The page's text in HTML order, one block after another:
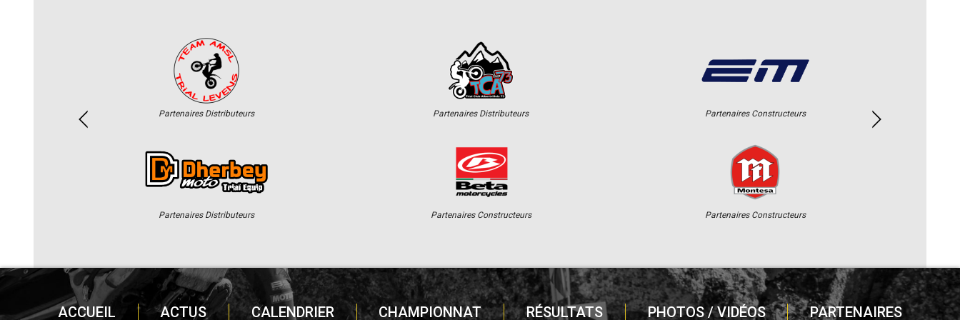
Partenaires Distributeurs
Partenaires Distributeurs
Partenaires Distributeurs
Partenaires Constructeurs
Partenaires Constructeurs
Partenaires Constructeurs
ACCUEIL ACTUS CALENDRIER CHAMPIONNAT RÉSULTATS PHOTOS / VIDÉOS PARTENAIRES